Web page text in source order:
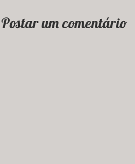
Postar um comentário